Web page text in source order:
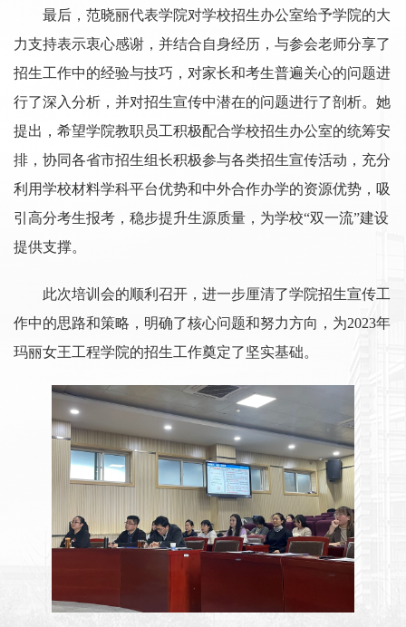
最后，范晓丽代表学院对学校招生办公室给予学院的大
力支持表示衷心感谢，并结合自身经历，与参会老师分享了
招生工作中的经验与技巧，对家长和考生普遍关心的问题进
行了深入分析，并对招生宣传中潜在的问题进行了剖析。她
提出，希望学院教职员工积极配合学校招生办公室的统筹安
排，协同各省市招生组长积极参与各类招生宣传活动，充分
利用学校材料学科平台优势和中外合作办学的资源优势，吸
引高分考生报考，稳步提升生源质量，为学校“双一流”建设
提供支撑。
此次培训会的顺利召开，进一步厘清了学院招生宣传工
作中的思路和策略，明确了核心问题和努力方向，为2023年
玛丽女王工程学院的招生工作奠定了坚实基础。